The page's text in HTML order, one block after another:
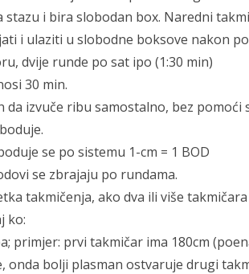
stazu i bira slobodan box. Naredni
i ulaziti u slobodne boksove nakon
dvije runde po sat ipo (1:30 min)
30 min.
da izvuče ribu samostalno, bez
se po sistemu 1-cm = 1 BOD
se zbrajaju po rundama.
takmičenja, ako dva ili više
ko:
primjer: prvi takmičar ima 180cm
onda bolji plasman ostvaruje drugi